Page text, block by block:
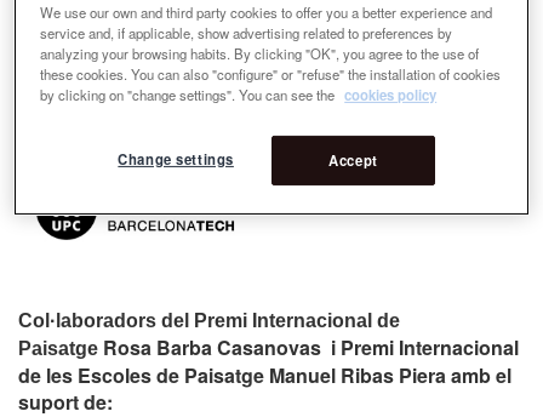
Col·laboradors del Premi Internacional de
Paisatge Rosa Barba Casanovas i Premi Internacional
de les Escoles de Paisatge Manuel Ribas Piera amb el
suport de:
We use our own and third party cookies to offer you a better experience and
service and, if applicable, show advertising related to preferences by
analyzing your browsing habits. By clicking "OK", you agree to the use of
these cookies. You can also "configure" or "refuse" the installation of cookies
by clicking on "change settings". You can see the cookies policy
Accept
Change settings